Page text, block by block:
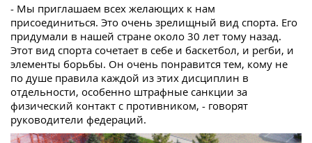
- Мы приглашаем всех желающих к нам
присоединиться. Это очень зрелищный вид спорта. Его
придумали в нашей стране около 30 лет тому назад.
Этот вид спорта сочетает в себе и баскетбол, и регби, и
элементы борьбы. Он очень понравится тем, кому не
по душе правила каждой из этих дисциплин в
отдельности, особенно штрафные санкции за
физический контакт с противником, - говорят
руководители федераций.